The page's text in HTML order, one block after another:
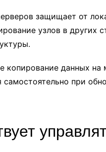
защищает от
узлов в других
копирование данных
при